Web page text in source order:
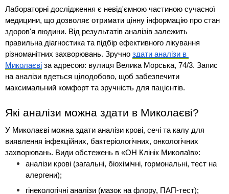
Лабораторні дослідження є невід'ємною частиною сучасної
медицини, що дозволяє отримати цінну інформацію про стан
здоров'я людини. Від результатів аналізів залежить
правильна діагностика та підбір ефективного лікування
різноманітних захворювань. Зручно здати аналізи в
Миколаєві за адресою: вулиця Велика Морська, 74/3. Запис
на аналізи вдеться цілодобово, щоб забезпечити
максимальний комфорт та зручність для пацієнтів.
Які аналізи можна здати в Миколаєві?
У Миколаєві можна здати аналізи крові, сечі та калу для
виявлення інфекційних, бактеріологічних, онкологічних
захворювань. Види обстежень в «ОН Клінік Миколаїв»:
аналізи крові (загальні, біохімічні, гормональні, тест на
алергени);
гінекологічні аналізи (мазок на флору, ПАП-тест);